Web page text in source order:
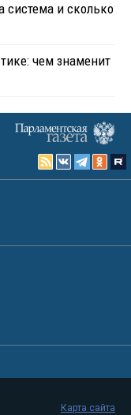
система и сколько
чем знаменит
Карта сайта